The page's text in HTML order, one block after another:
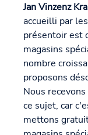
Jan Vinzenz
accueilli par
présentoir est
magasins
nombre
proposons
Nous
ce sujet, car
mettons